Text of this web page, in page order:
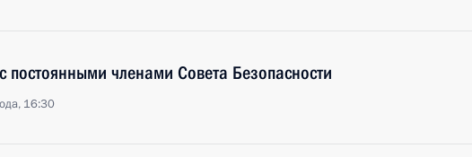
постоянными членами Совета Безопасности
16:30